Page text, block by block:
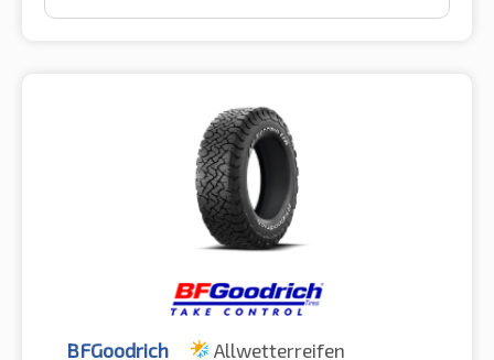
BFGoodrich Allwetterreifen